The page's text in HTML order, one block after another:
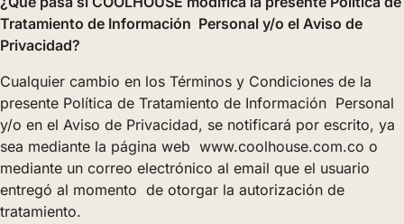
Tratamiento de Información Personal y/o el Aviso de
Privacidad?
Cualquier cambio en los Términos y Condiciones de la
presente Política de Tratamiento de Información Personal
y/o en el Aviso de Privacidad, se notificará por escrito, ya
sea mediante la página web www.coolhouse.com.co o
mediante un correo electrónico al email que el usuario
entregó al momento de otorgar la autorización de
tratamiento.